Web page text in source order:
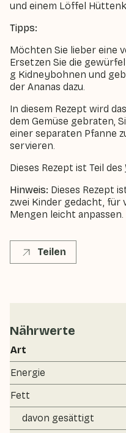
und einem Löffel
Tipps:
Möchten Sie lieber eine
Ersetzen Sie die
g Kidneybohnen und
der Ananas dazu.
In diesem Rezept wird
dem Gemüse gebraten,
einer separaten Pfanne
servieren.
Dieses Rezept ist Teil des
Hinweis: Dieses Rezept
zwei Kinder gedacht, für
Mengen leicht anpassen.
Teilen
Nährwerte
Art
Energie
Fett
davon gesättigt